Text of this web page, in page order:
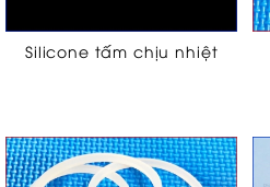
Silicone tấm chịu nhiệt